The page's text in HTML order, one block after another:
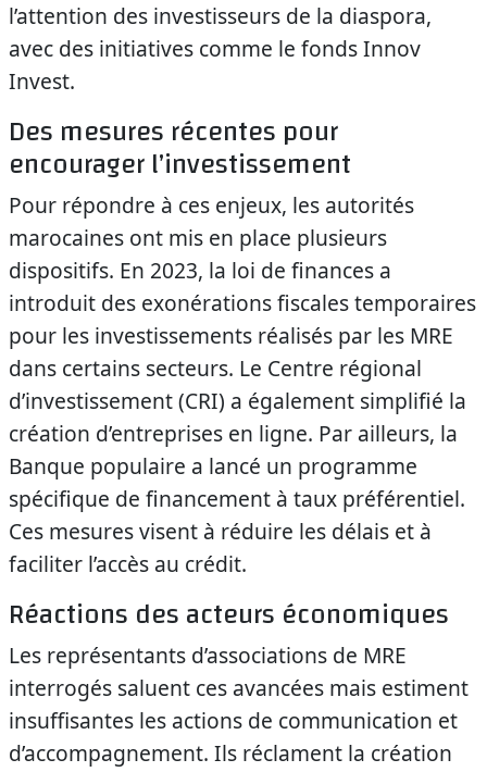
l’attention des investisseurs de la diaspora,
avec des initiatives comme le fonds Innov
Invest.
Des mesures récentes pour
encourager l’investissement
Pour répondre à ces enjeux, les autorités
marocaines ont mis en place plusieurs
dispositifs. En 2023, la loi de finances a
introduit des exonérations fiscales temporaires
pour les investissements réalisés par les MRE
dans certains secteurs. Le Centre régional
d’investissement (CRI) a également simplifié la
création d’entreprises en ligne. Par ailleurs, la
Banque populaire a lancé un programme
spécifique de financement à taux préférentiel.
Ces mesures visent à réduire les délais et à
faciliter l’accès au crédit.
Réactions des acteurs économiques
Les représentants d’associations de MRE
interrogés saluent ces avancées mais estiment
insuffisantes les actions de communication et
d’accompagnement. Ils réclament la création